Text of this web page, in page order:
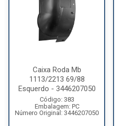
Caixa Roda Mb
1113/2213 69/88
Esquerdo - 3446207050
Código: 383
Embalagem: PC
Número Original: 3446207050